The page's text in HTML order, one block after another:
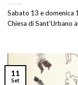
Sabato 13 e domenica
Chiesa di Sant’Urbano
11
Set